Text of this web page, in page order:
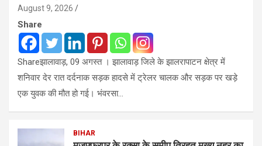
August 9, 2026
Share
Shareझालावाड़, 09 अगस्त । झालावाड़ जिले के झालरापाटन क्षेत्र में
शनिवार देर रात दर्दनाक सड़क हादसे में ट्रेलर चालक और सड़क पर खड़े
एक युवक की मौत हो गई। भंवरसा…
BIHAR